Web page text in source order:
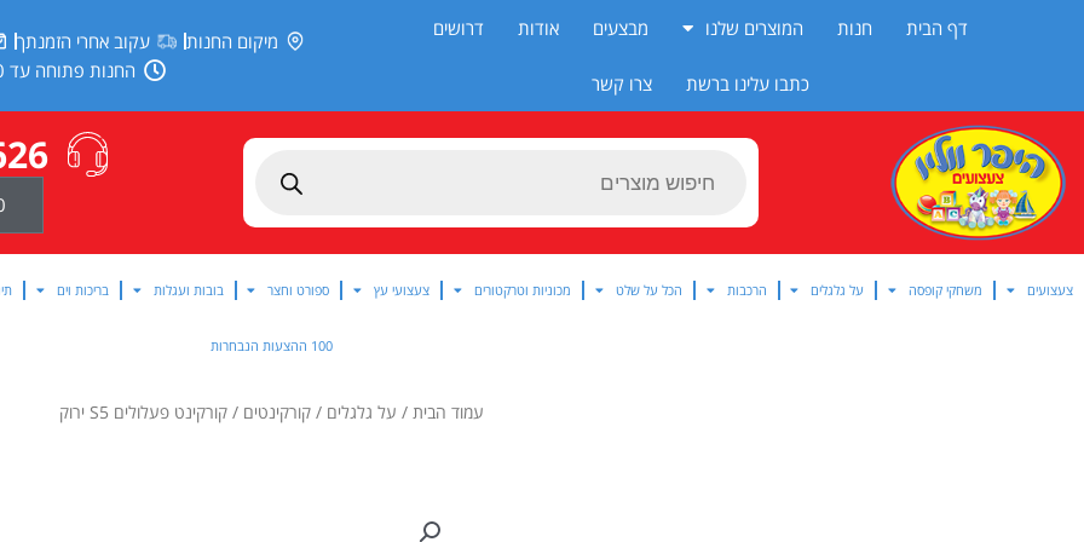
דף הבית חנות המוצרים שלנו מבצעים אודות דרושים
כתבו עלינו ברשת צרו קשר
מיקום החנות עקוב אחרי הזמנתך
החנות פתוחה עד 20:00
Products
צעצועים משחקי קופסה על גלגלים הרכבות הכל על שלט מכוניות וטרקטורים צעצועי עץ ספורט וחצר בובות ועגלות בריכות וים
100 ההצעות הנבחרות
עמוד הבית / על גלגלים /קורקינטים / קורקינט פעלולים S5 ירוק